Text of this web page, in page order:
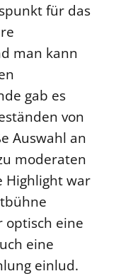
für das
man kann
gab es
von
Auswahl an
moderaten
Highlight war
optisch eine
eine
einlud.